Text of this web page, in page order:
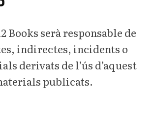
Books serà responsable de
indirectes, incidents o
derivats de l’ús d’aquest
publicats.